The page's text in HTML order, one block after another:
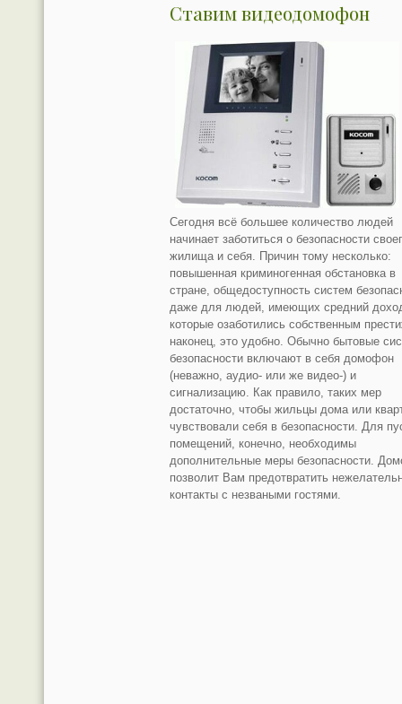
Ставим видеодомофон
Сегодня всё большее количество людей
начинает заботиться о безопасности
жилища и себя. Причин тому несколько:
повышенная криминогенная обстановка в
стране, общедоступность систем
даже для людей, имеющих средний
которые озаботились собственным
наконец, это удобно. Обычно бытовые
безопасности включают в себя домофон
(неважно, аудио- или же видео-) и
сигнализацию. Как правило, таких мер
достаточно, чтобы жильцы дома или
чувствовали себя в безопасности. Для
помещений, конечно, необходимы
дополнительные меры безопасности.
позволит Вам предотвратить
контакты с незваными гостями.